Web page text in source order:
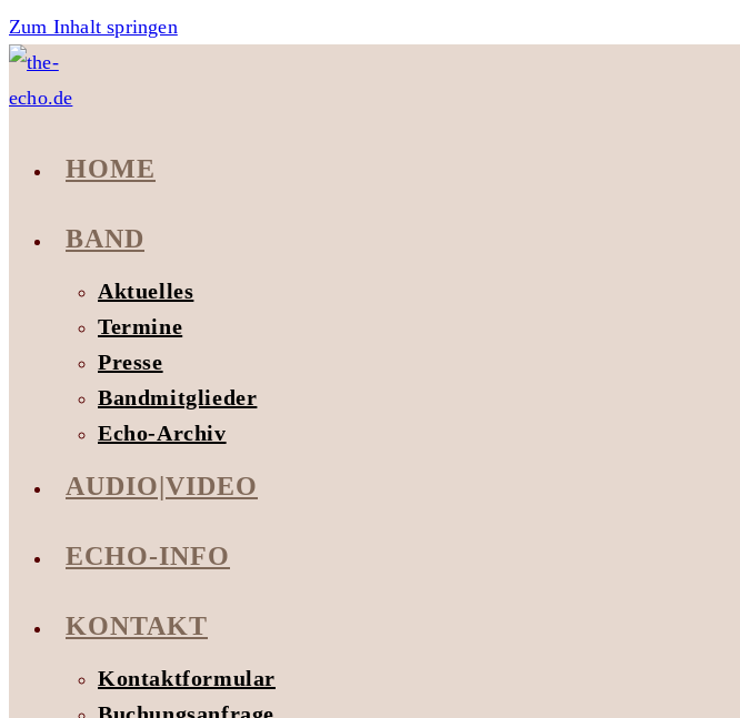
Zum Inhalt springen
HOME
BAND
Aktuelles
Termine
Presse
Bandmitglieder
Echo-Archiv
AUDIO|VIDEO
ECHO-INFO
KONTAKT
Kontaktformular